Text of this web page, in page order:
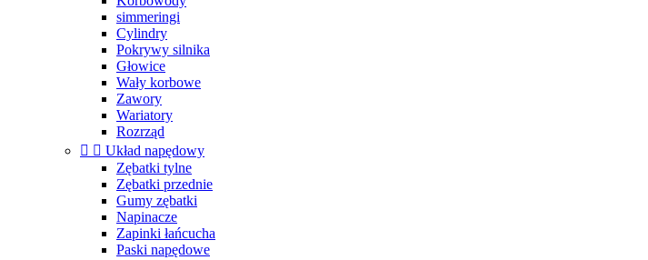
simmeringi
Cylindry
Pokrywy silnika
Głowice
Wały korbowe
Zawory
Wariatory
Rozrząd
  Układ napędowy
Zębatki tylne
Zębatki przednie
Gumy zębatki
Napinacze
Zapinki łańcucha
Paski napędowe